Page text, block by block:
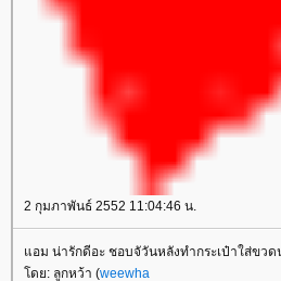
2 กุมภาพันธ์ 2552 11:04:46 น.
อม น่ารักดีอะ ชอบจัวันหลังทำกระเป๋าใส่ขวด
ดย: ลูกหว้า (weewha